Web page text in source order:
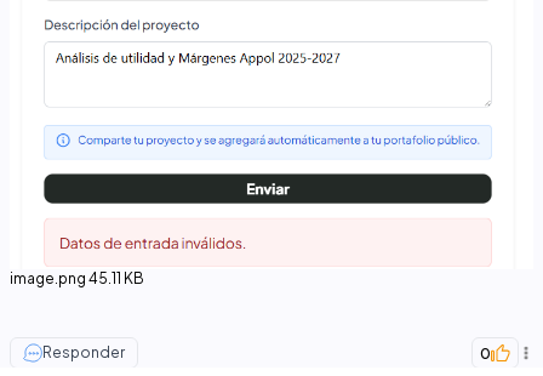
image.png 45.11 KB
Responder 0